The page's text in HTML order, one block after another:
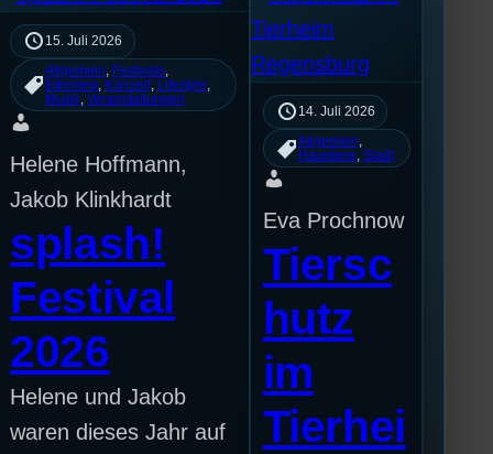
15. Juli 2026
Allgemein Festivals
Interview, Konzert Lifestyle
Musik , Veranstaltungen
Helene Hoffmann,
Jakob Klinkhardt
splash!
Festival
2026
Helene und Jakob
waren dieses Jahr auf
14. Juli 2026
Allgemein
Haustiere Stadt
Eva Prochnow
Tiersc
hutz
im
Tierhei